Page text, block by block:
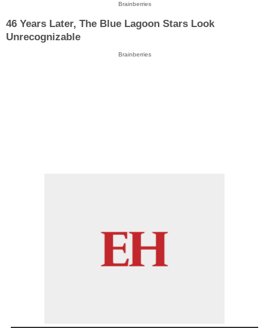
Brainberries
46 Years Later, The Blue Lagoon Stars Look
Unrecognizable
Brainberries